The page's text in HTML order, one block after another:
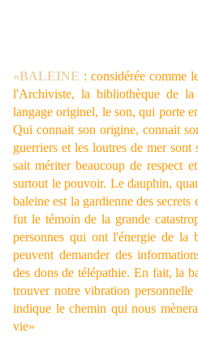
«BALEINE : considérée comme
l'Archiviste, la bibliothèque de
langage originel, le son, qui porte
Qui connait son origine, connait
guerriers et les loutres de mer sont
sait mériter beaucoup de respect
surtout le pouvoir. Le dauphin,
baleine est la gardienne des
fut le témoin de la grande
personnes qui ont l'énergie de la
peuvent demander des
des dons de télépathie. En fait, la
trouver notre vibration
indique le chemin qui nous
vie»